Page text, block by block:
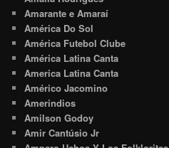
Amarante e Amaraí
América Do Sol
América Futebol Clube
América Latina Canta
America Latina Canta
Américo Jacomino
Amerindios
Amilson Godoy
Amir Cantúsio Jr